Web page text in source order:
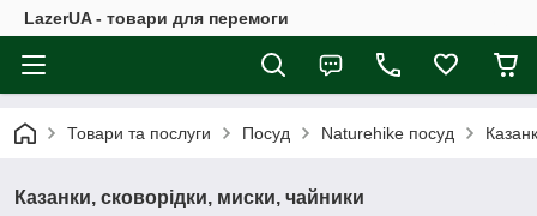
LazerUA - товари для перемоги
Товари та послуги Посуд Naturehike посуд
Казанки, сковорідки, миски, чайники